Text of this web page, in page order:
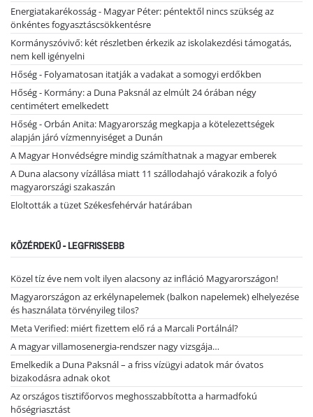
Energiatakarékosság - Magyar Péter: péntektől nincs szükség az
önkéntes fogyasztáscsökkentésre
Kormányszóvivő: két részletben érkezik az iskolakezdési támogatás,
nem kell igényelni
Hőség - Folyamatosan itatják a vadakat a somogyi erdőkben
Hőség - Kormány: a Duna Paksnál az elmúlt 24 órában négy
centimétert emelkedett
Hőség - Orbán Anita: Magyarország megkapja a kötelezettségek
alapján járó vízmennyiséget a Dunán
A Magyar Honvédségre mindig számíthatnak a magyar emberek
A Duna alacsony vízállása miatt 11 szállodahajó várakozik a folyó
magyarországi szakaszán
Eloltották a tüzet Székesfehérvár határában
KÖZÉRDEKŰ - LEGFRISSEBB
Közel tíz éve nem volt ilyen alacsony az infláció Magyarországon!
Magyarországon az erkélynapelemek (balkon napelemek) elhelyezése
és használata törvényileg tilos?
Meta Verified: miért fizettem elő rá a Marcali Portálnál?
A magyar villamosenergia-rendszer nagy vizsgája…
Emelkedik a Duna Paksnál – a friss vízügyi adatok már óvatos
bizakodásra adnak okot
Az országos tisztifőorvos meghosszabbította a harmadfokú
hőségriasztást